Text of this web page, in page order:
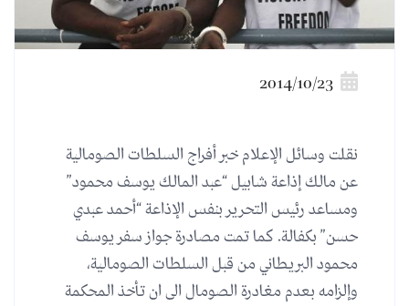
2014/10/23
نقلت وسائل الإعلام خبر أفراج السلطات الصومالية
عن مالك إذاعة شابيل “عبد المالك يوسف محمود”
ومساعد رئيس التحرير بنفس الإذاعة “أحمد عبدي
حسن” بكفالة. كما تمت مصادرة جواز سفر يوسف
محمود البريطاني من قبل السلطات الصومالية،
وإلزامه بعدم مغادرة الصومال الى ان تأخذ المحكمة